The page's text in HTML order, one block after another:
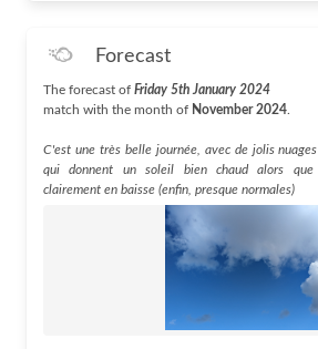
Forecast
The forecast of Friday 5th January 2024
match with the month of November 2024
C'est une très belle journée, avec de jolis
qui donnent un soleil bien chaud alors que
clairement en baisse (enfin, presque normales)